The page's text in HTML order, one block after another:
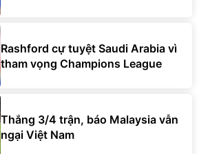
Rashford cự tuyệt Saudi Arabia vì
tham vọng Champions League
Thắng 3/4 trận, báo Malaysia vẫn
ngại Việt Nam